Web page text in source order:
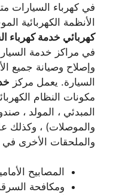
في كهرباء السيارات
الأنظمة الكهربائية
كهربائي خدمة كهرباء
في مراكز خدمة
وإصلاح وصيانة جميع
السيارة. يعمل مركز
مكونات النظام
المبدئي ، المولد ،
والموصلات) ، وكذلك
والملحقات الأخرى في
المصابيح
ومكافحة